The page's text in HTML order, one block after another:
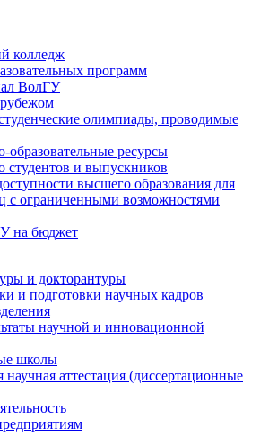
колледж
программ
ВолГУ
олимпиады, проводимые
ресурсы
студентов и выпускников
высшего образования для
с ограниченными возможностями
на бюджет
и докторантуры
и подготовки научных кадров
научной и инновационной
школы
научная аттестация (диссертационные